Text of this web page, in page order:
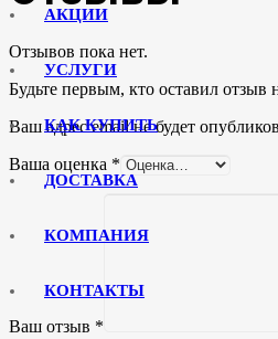
АКЦИИ
УСЛУГИ
КАК КУПИТЬ
ДОСТАВКА
КОМПАНИЯ
КОНТАКТЫ
Отзывов пока нет.
Будьте первым, кто оставил
Ваш адрес email не будет
Ваша оценка *
Ваш отзыв *